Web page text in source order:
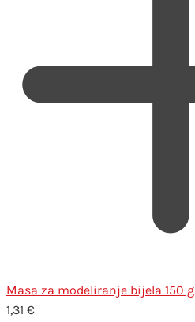
Masa za modeliranje bijela 150 g
1,31 €